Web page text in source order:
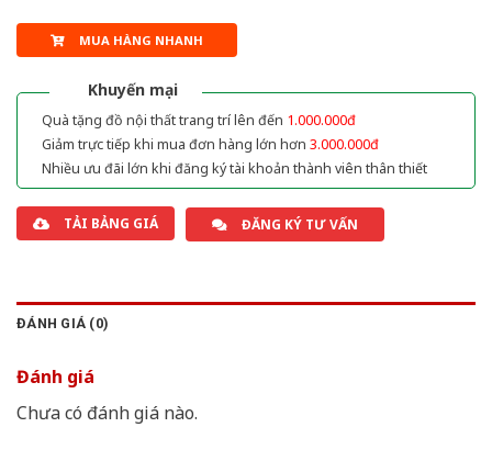
MUA HÀNG NHANH
Khuyến mại
Quà tặng đồ nội thất trang trí lên đến 1.000.000đ
Giảm trực tiếp khi mua đơn hàng lớn hơn 3.000.000đ
Nhiều ưu đãi lớn khi đăng ký tài khoản thành viên thân thiết
TẢI BẢNG GIÁ ĐĂNG KÝ TƯ VẤN
ĐÁNH GIÁ (0)
Đánh giá
Chưa có đánh giá nào.